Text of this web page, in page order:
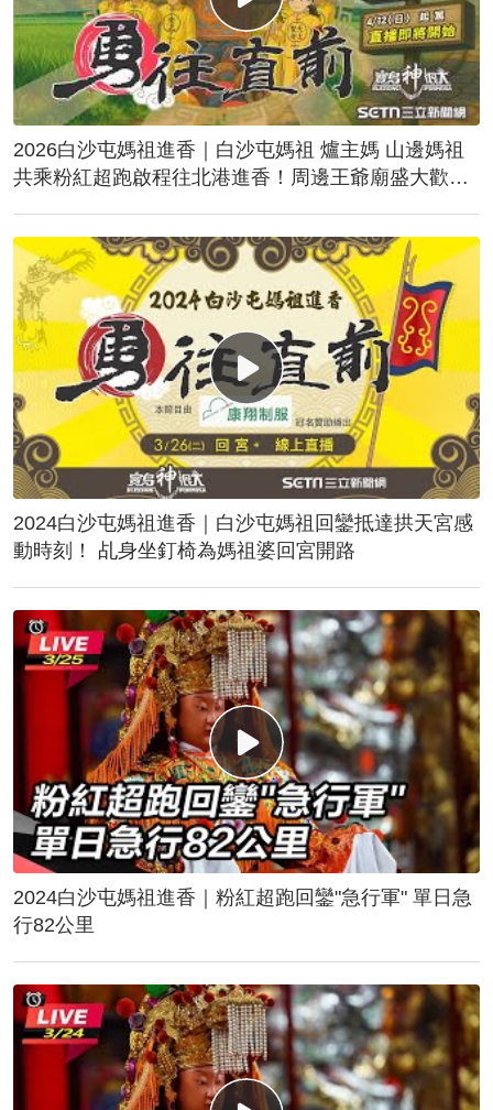
2026白沙屯媽祖進香｜白沙屯媽祖 爐主媽 山邊媽祖
共乘粉紅超跑啟程往北港進香！周邊王爺廟盛大歡
2024白沙屯媽祖進香｜白沙屯媽祖回鑾抵達拱天宮感
動時刻！ 乩身坐釘椅為媽祖婆回宮開路
2024白沙屯媽祖進香｜粉紅超跑回鑾"急行軍" 單日急
行82公里